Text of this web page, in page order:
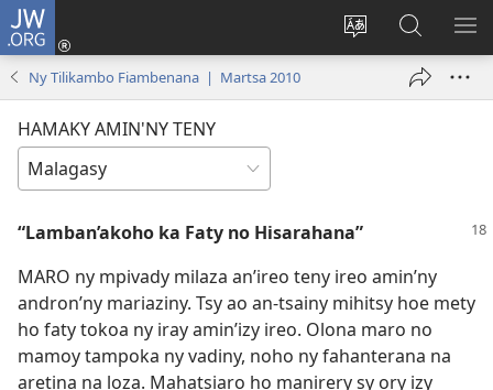
JW.ORG
Hiova
Hiditra
(manokatra
ato
Amin’ny
Ny Tilikambo Fiambenana | Martsa 2010
HAMAKY AMIN'NY TENY
“Lamban’akoho ka Faty no Hisarahana”
MARO ny mpivady milaza an’ireo teny ireo amin’ny
andron’ny mariaziny. Tsy ao an-tsainy mihitsy hoe mety
ho faty tokoa ny iray amin’izy ireo. Olona maro no
mamoy tampoka ny vadiny, noho ny fahanterana na
aretina na loza. Mahatsiaro ho manirery sy ory izy